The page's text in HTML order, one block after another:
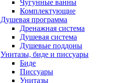
Чугунные ванны
Комплектующие
Душевая программа
Дренажная система
Душевая система
Душевые поддоны
Унитазы, биде и писсуары
Биде
Писсуары
Унитазы